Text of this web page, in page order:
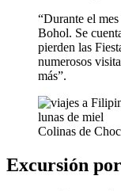
“Durante el
Bohol. Se
pierden las
numerosos
más”.
Colinas de
Excursión